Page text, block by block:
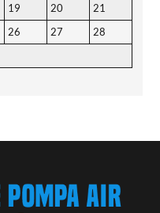
19 20
21
26 27
28